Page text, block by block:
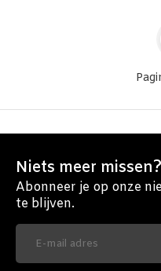
Niets meer missen?
Abonneer je op onze
te blijven.